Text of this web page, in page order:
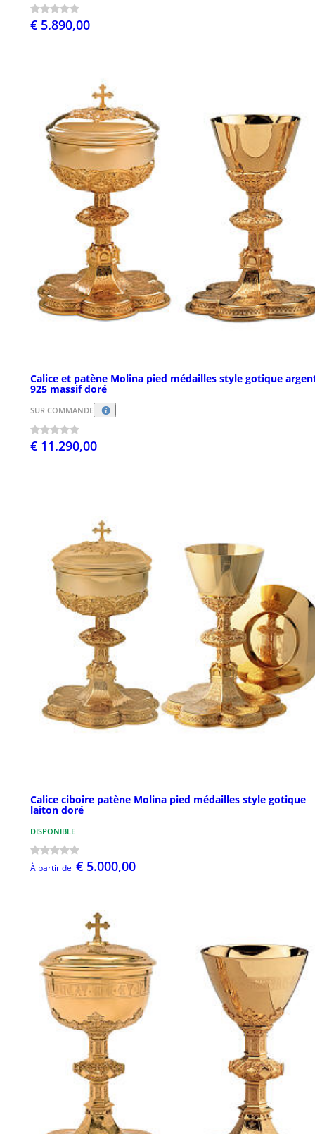
€ 5.890,00
Calice et patène Molina pied médailles style gotique
925 massif doré
SUR COMMANDE
€ 11.290,00
Calice ciboire patène Molina pied médailles style gotique
laiton doré
DISPONIBLE
À partir de € 5.000,00